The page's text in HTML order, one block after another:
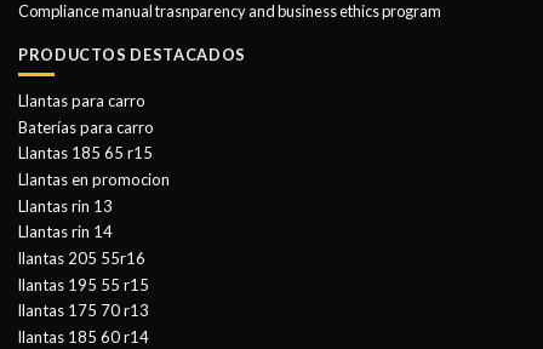
Compliance manual trasnparency and business ethics program
PRODUCTOS DESTACADOS
Llantas para carro
Baterías para carro
Llantas 185 65 r15
Llantas en promocion
Llantas rin 13
Llantas rin 14
llantas 205 55r16
llantas 195 55 r15
llantas 175 70 r13
llantas 185 60 r14